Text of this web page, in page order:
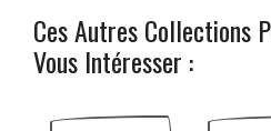
Ces Autres Collections
Vous Intéresser :